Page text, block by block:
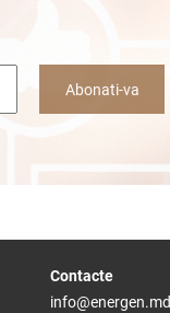
Abonati-va
Contacte
info@energen.md